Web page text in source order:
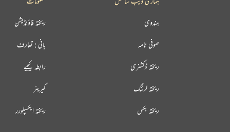
ریختہ فاؤنڈیشن
بانی : تعارف
رابطہ کیجیے
کیریئر
ریختہ ایکسپلورر
ہندوی
صوفی نامہ
ریختہ ڈکشنری
ریختہ لرننگ
ریختہ بکس